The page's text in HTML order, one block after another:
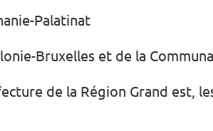
Palatinat
Bruxelles et de la
de la Région Grand est,